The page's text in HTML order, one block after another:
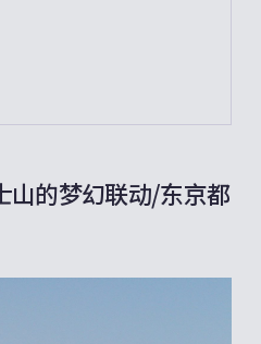
山的梦幻联动/东京都